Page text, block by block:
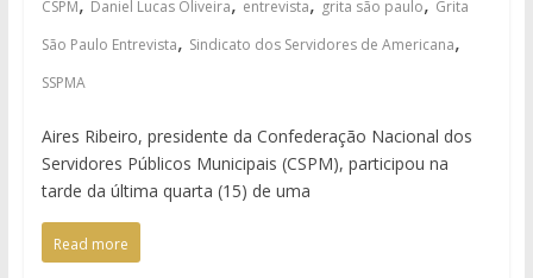
CSPM Daniel Lucas Oliveira entrevista grita são paulo
Grita
São Paulo Entrevista, Sindicato dos Servidores de Americana,
SSPMA
Aires Ribeiro, presidente da Confederação Nacional dos
Servidores Públicos Municipais (CSPM), participou na
tarde da última quarta (15) de uma
Read more